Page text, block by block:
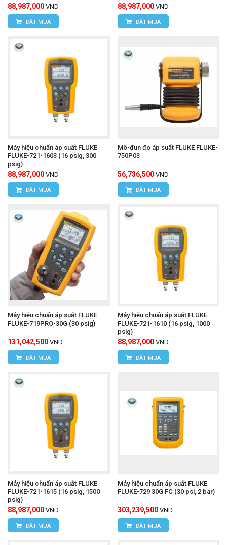
88,987,000 VND
ĐẶT MUA
88,987,000 VND
ĐẶT MUA
Máy hiệu chuẩn áp suất FLUKE
FLUKE-721-1603 (16 psig, 300
psig)
88,987,000 VND
ĐẶT MUA
Mô-đun đo áp suất FLUKE FLUKE-
750P03
56,736,500 VND
ĐẶT MUA
Máy hiệu chuẩn áp suất FLUKE
FLUKE-719PRO-30G (30 psig)
131,042,500 VND
ĐẶT MUA
Máy hiệu chuẩn áp suất FLUKE
FLUKE-721-1610 (16 psig, 1000
psig)
88,987,000 VND
ĐẶT MUA
Máy hiệu chuẩn áp suất FLUKE
FLUKE-721-1615 (16 psig, 1500
psig)
88,987,000 VND
ĐẶT MUA
Máy hiệu chuẩn áp suất FLUKE
FLUKE-729 30G FC (30 psi, 2 bar)
303,239,500 VND
ĐẶT MUA